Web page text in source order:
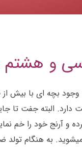
و هشتم
و آرنج خود را خم